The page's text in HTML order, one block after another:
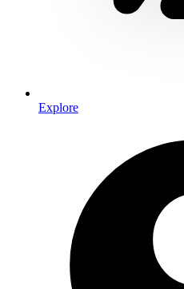
Explore